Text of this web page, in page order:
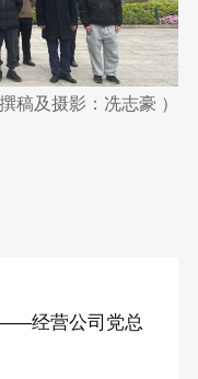
稿及摄影：冼志豪 ）
经营公司党总